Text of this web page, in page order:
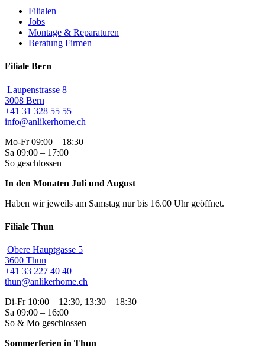
Filialen
Jobs
Montage & Reparaturen
Beratung Firmen
Filiale Bern
Laupenstrasse 8
3008 Bern
+41 31 328 55 55
info@anlikerhome.ch
Mo-Fr 09:00 – 18:30
Sa 09:00 – 17:00
So geschlossen
In den Monaten Juli und August
Haben wir jeweils am Samstag nur bis 16.00 Uhr geöffnet.
Filiale Thun
Obere Hauptgasse 5
3600 Thun
+41 33 227 40 40
thun@anlikerhome.ch
Di-Fr 10:00 – 12:30, 13:30 – 18:30
Sa 09:00 – 16:00
So & Mo geschlossen
Sommerferien in Thun